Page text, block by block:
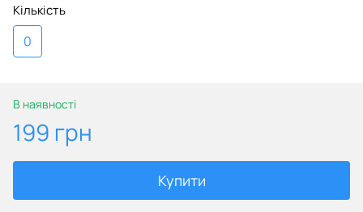
Кількість
0
В наявності
199 грн
Купити